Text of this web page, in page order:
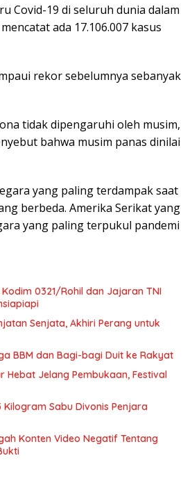
Covid-19 di seluruh dunia dalam
ada 17.106.007 kasus
rekor sebelumnya sebanyak
tidak dipengaruhi oleh musim,
bahwa musim panas dinilai
yang paling terdampak saat
berbeda. Amerika Serikat yang
yang paling terpukul pandemi
0321/Rohil dan Jajaran TNI
Senjata, Akhiri Perang untuk
BBM dan Bagi-bagi Duit ke Rakyat
Jelang Pembukaan, Festival
Sabu Divonis Penjara
Konten Video Negatif Tentang